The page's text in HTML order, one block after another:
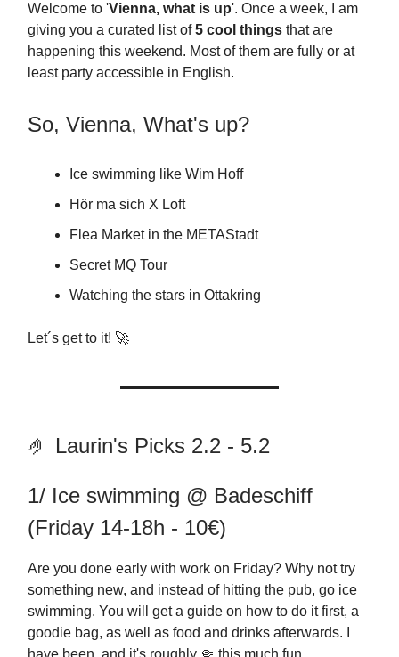
Welcome to 'Vienna, what is up'. Once a week, I am
giving you a curated list of5 cool things that are
happening this weekend. Most of them are fully or at
least party accessible in English.
So, Vienna, What's up?
Ice swimming like Wim Hoff
Hör ma sich X Loft
Flea Market in the METAStadt
Secret MQ Tour
Watching the stars in Ottakring
Let´s get to it! 🚀
🤌 Laurin's Picks 2.2 - 5.2
1/ Ice swimming @ Badeschiff
(Friday 14-18h - 10€)
Are you done early with work on Friday? Why not try
something new, and instead of hitting the pub, go ice
swimming. You will get a guide on how to do it first, a
goodie bag, as well as food and drinks afterwards. I
have been, and it's roughly 🤏 this much fun.